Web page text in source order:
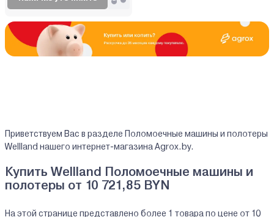
Приветствуем Вас в разделе Поломоечные машины и полотеры
Wellland нашего интернет-магазина Agrox.by.
Купить Wellland Поломоечные машины и
полотеры от 10 721,85 BYN
На этой странице представлено более 1 товара по цене от 10